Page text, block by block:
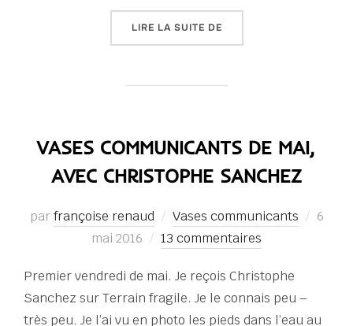
LIRE LA SUITE DE« VASES
VASES COMMUNICANTS DE MAI,
AVEC CHRISTOPHE SANCHEZ
parfrançoise renaud Vases communicants
6
mai 2016
13 commentaires
Premier vendredi de mai. Je reçois Christophe
Sanchez sur Terrain fragile. Je le connais peu –
très peu. Je l’ai vu en photo les pieds dans l’eau au